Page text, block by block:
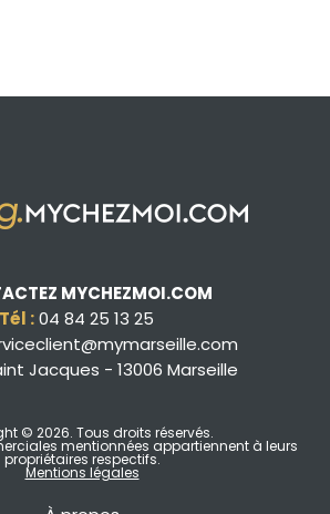
MYCHEZMOI.COM
Tél :04 84 25 13 25
Jacques - 13006 Marseille
© 2026. Tous droits réservés.
mentionnées appartiennent à leurs
propriétaires respectifs.
Mentions légales